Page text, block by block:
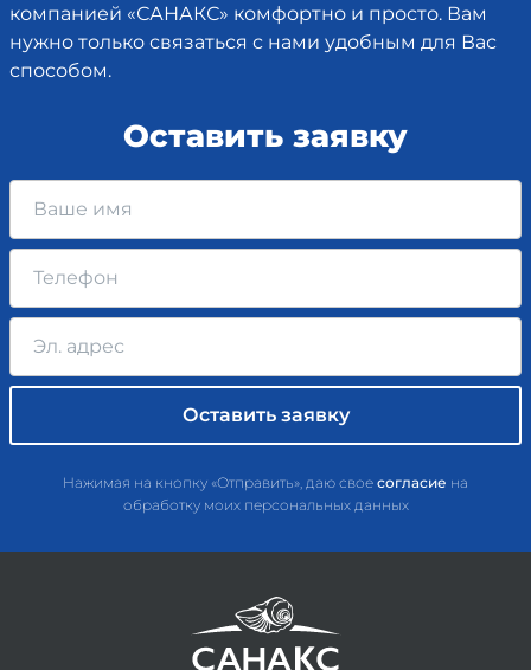
компанией «САНАКС» комфортно и просто. Вам
нужно только связаться с нами удобным для Вас
способом.
Оставить заявку
Нажимая на кнопку «Отправить», даю свое согласие на
обработку моих персональных данных